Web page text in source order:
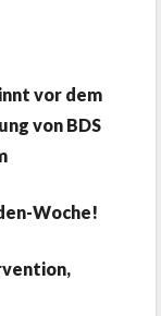
vor dem
von BDS
Woche!